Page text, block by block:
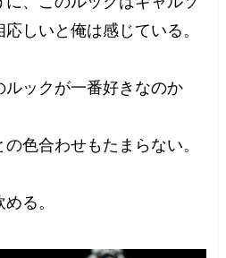
しいと俺は感じている。
ックが一番好きなのか
色合わせもたまらない。
る。